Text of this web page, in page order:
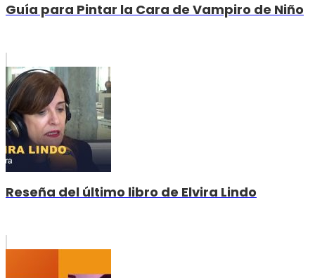
Guía para Pintar la Cara de Vampiro de Niño
Reseña del último libro de Elvira Lindo